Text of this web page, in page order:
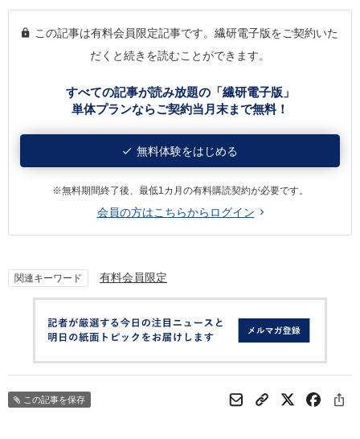
この記事は有料会員限定記事です。繊研電子版をご契約いた
だくと続きを読むことができます。
すべての記事が読み放題の「繊研電子版」
単体プランならご契約当月末まで無料！
無料体験をはじめる
※無料期間終了後、最低1カ月の有料購読契約が必要です。
会員の方はこちらからログイン
関連キーワード 有料会員限定
この記事を保存